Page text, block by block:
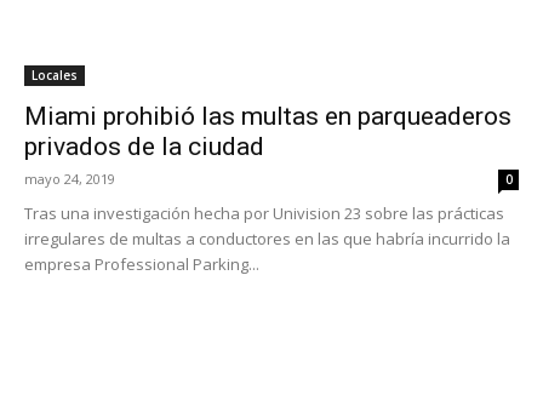
Locales
Miami prohibió las multas en parqueaderos
privados de la ciudad
mayo 24, 2019 0
Tras una investigación hecha por Univision 23 sobre las prácticas
irregulares de multas a conductores en las que habría incurrido la
empresa Professional Parking...